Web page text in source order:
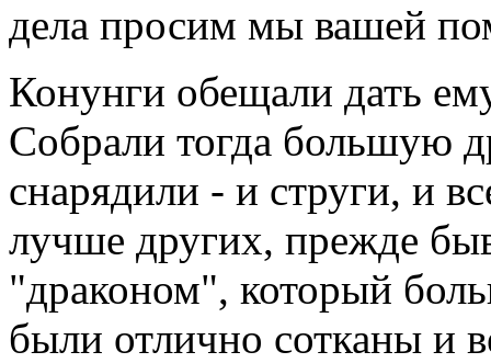
дела просим мы вашей
Конунги обещали дать
Собрали тогда большую
снарядили - и струги, и
лучше других, прежде
"драконом", который
были отлично сотканы и